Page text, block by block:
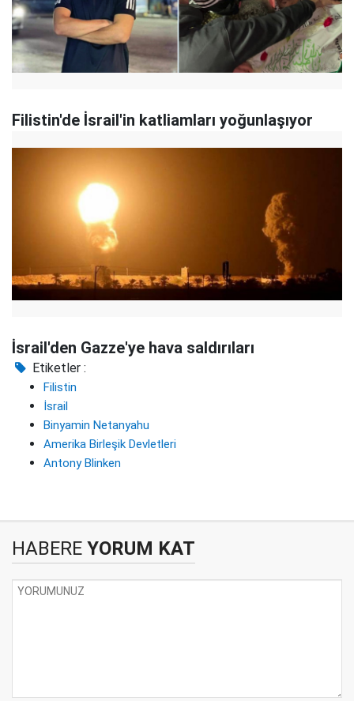
Filistin'de İsrail'in katliamları yoğunlaşıyor
İsrail'den Gazze'ye hava saldırıları
Etiketler :
Filistin
İsrail
Binyamin Netanyahu
Amerika Birleşik Devletleri
Antony Blinken
HABERE YORUM KAT